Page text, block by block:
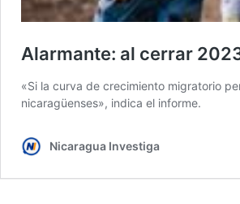
Alarmante: al cerrar
«Si la curva de crecimiento migratorio
nicaragüenses», indica el informe.
Nicaragua Investiga